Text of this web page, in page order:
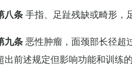
八条手指、足趾残缺或畸形，
九条恶性肿瘤，面颈部长径超
出前述规定但影响功能和训练的